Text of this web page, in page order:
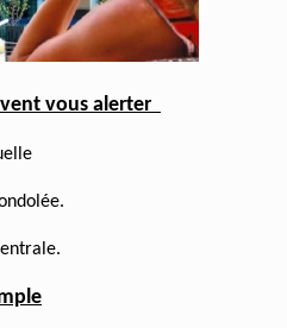
vous alerter